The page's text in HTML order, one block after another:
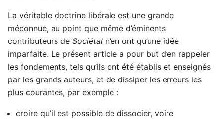
La véritable doctrine libérale est une grande
méconnue, au point que même d’éminents
contributeurs de Sociétal n’en ont qu’une idée
imparfaite. Le présent article a pour but d’en rappeler
les fondements, tels qu’ils ont été établis et enseignés
par les grands auteurs, et de dissiper les erreurs les
plus courantes, par exemple :
croire qu’il est possible de dissocier, voire